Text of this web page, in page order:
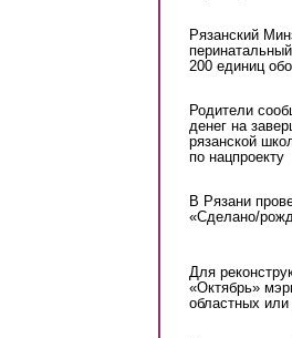
Рязанский
200 единиц
Родители
денег на
рязанской
по нацпроекту
В Рязани
«Сделано/
Для
«Октябрь»
областных